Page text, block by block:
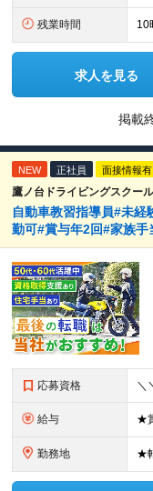
残業時間 10
求人を見る
掲載
NEW 正社員 面接情報有
鷹ノ台ドライビングスクー
自動車教習指導員#未経
勤可#賞与年2回#家族手
応募資格
給与
勤務地